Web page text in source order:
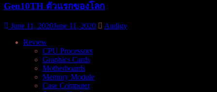
Gen10TH ตัวแรกของโลก
June 11, 2020June 11, 2020
Audigy
Review
CPU Processors
Graphics Cards
Motherboards
Memory Module
Case Computer